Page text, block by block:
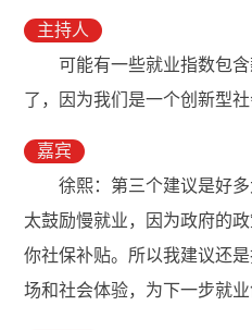
主持人
可能有一些就业指数包
了，因为我们是一个创新型社
嘉宾
徐熙：第三个建议是好
太鼓励慢就业，因为政府的
你社保补贴。所以我建议还
场和社会体验，为下一步就业